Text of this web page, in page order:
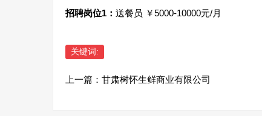
招聘岗位1： 送餐员 ￥5000-10000元/月
关键词:
上一篇： 甘肃树怀生鲜商业有限公司